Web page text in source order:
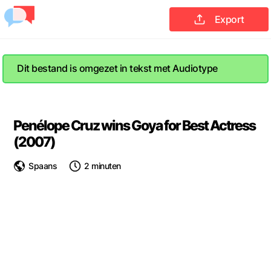
Export
Dit bestand is omgezet in tekst met Audiotype
Penélope Cruz wins Goya for Best Actress
(2007)
Spaans 2 minuten